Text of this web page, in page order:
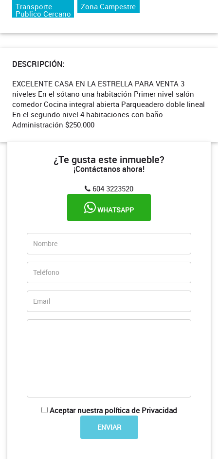
Transporte
Publico Cercano
Zona Campestre
DESCRIPCIÓN:
EXCELENTE CASA EN LA ESTRELLA PARA VENTA 3
niveles En el sótano una habitación Primer nivel salón
comedor Cocina integral abierta Parqueadero doble lineal
En el segundo nivel 4 habitaciones con baño
Administración $250.000
¿Te gusta este inmueble?
¡Contáctanos ahora!
604 3223520
WHATSAPP
Aceptar nuestra política de Privacidad